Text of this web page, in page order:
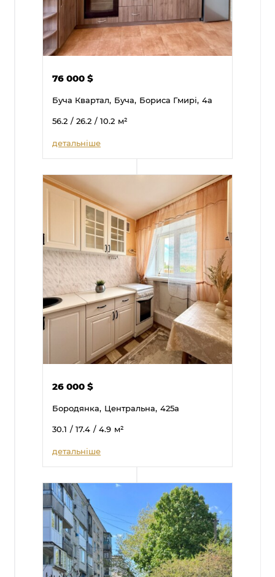
76 000$
Буча Квартал, Буча, Бориса Гмирі, 4а
56.2 / 26.2 / 10.2 м²
детальніше
26 000$
Бородянка, Центральна, 425а
30.1 / 17.4 / 4.9 м²
детальніше